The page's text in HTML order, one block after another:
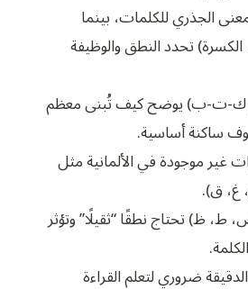
الجذري للكلمات، بينما
تحدد النطق والوظيفة
ك-ت-ب) يوضح كيف تُبنى معظم
غير موجودة في الألمانية مثل
غ، ق).
ظ) تحتاج نطقًا “ثقيلًا” وتؤثر
ضروري لتعلم القراءة